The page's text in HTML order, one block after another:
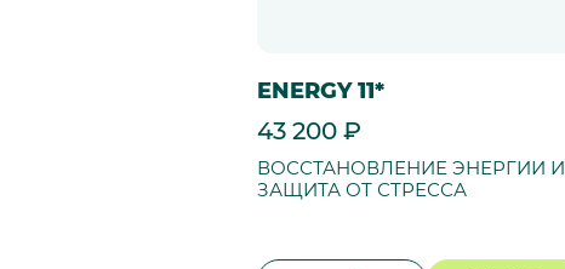
ENERGY 11*
43 200 ₽
ВОССТАНОВЛЕНИЕ ЭНЕРГИИ И
ЗАЩИТА ОТ СТРЕССА